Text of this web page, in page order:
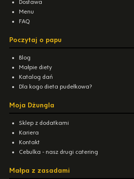
Dostawa
Menu
FAQ
Poczytaj o papu
Blog
Małpie diety
Katalog dań
Dla kogo dieta pudełkowa?
Moja Dżungla
Sklep z dodatkami
Kariera
Kontakt
Cebulka - nasz drugi catering
Małpa z zasadami